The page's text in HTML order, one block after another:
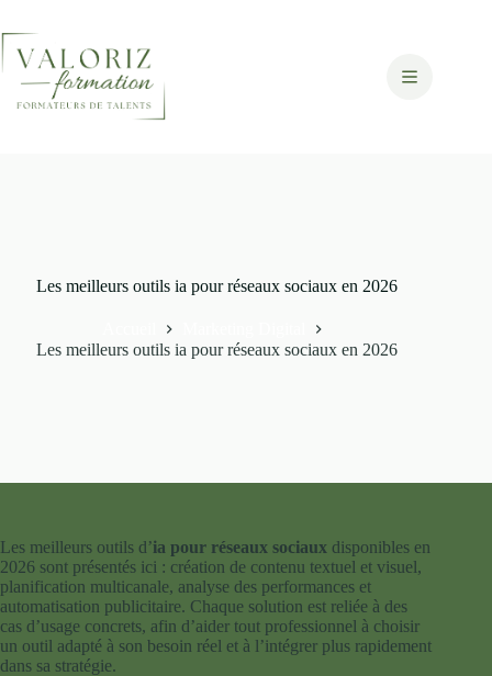
contenu
Les meilleurs outils ia pour réseaux sociaux en 2026
Les meilleurs outils ia pour réseaux sociaux en 2026
Les meilleurs outils d’ia pour réseaux sociaux disponibles en
2026 sont présentés ici : création de contenu textuel et visuel,
planification multicanale, analyse des performances et
automatisation publicitaire. Chaque solution est reliée à des
cas d’usage concrets, afin d’aider tout professionnel à choisir
un outil adapté à son besoin réel et à l’intégrer plus rapidement
dans sa stratégie.